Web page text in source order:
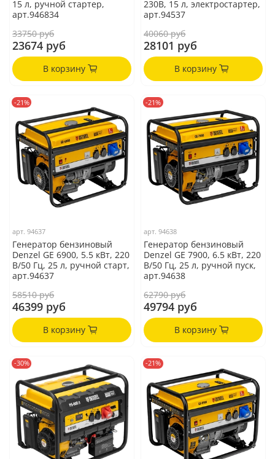
15 л, ручной стартер,
арт.946834
33750 руб
23674 руб
В корзину
230В, 15 л, электростартер,
арт.94537
40060 руб
28101 руб
В корзину
-21%
арт.94637
Генератор бензиновый
Denzel GE 6900, 5.5 кВт, 220
В/50 Гц, 25 л, ручной старт,
арт.94637
58510 руб
46399 руб
В корзину
-21%
арт.94638
Генератор бензиновый
Denzel GE 7900, 6.5 кВт, 220
В/50 Гц, 25 л, ручной пуск,
арт.94638
62790 руб
49794 руб
В корзину
-30% -21%